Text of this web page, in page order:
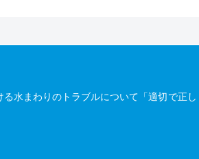
水まわりのトラブルについて「適切で正